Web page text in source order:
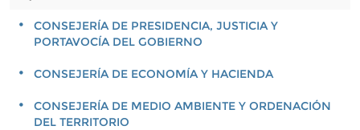
CONSEJERÍA DE PRESIDENCIA, JUSTICIA Y
PORTAVOCÍA DEL GOBIERNO
CONSEJERÍA DE ECONOMÍA Y HACIENDA
CONSEJERÍA DE MEDIO AMBIENTE Y ORDENACIÓN
DEL TERRITORIO